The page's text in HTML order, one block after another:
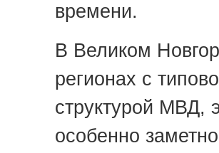
времени.
В Великом
регионах с
структурой МВД,
особенно